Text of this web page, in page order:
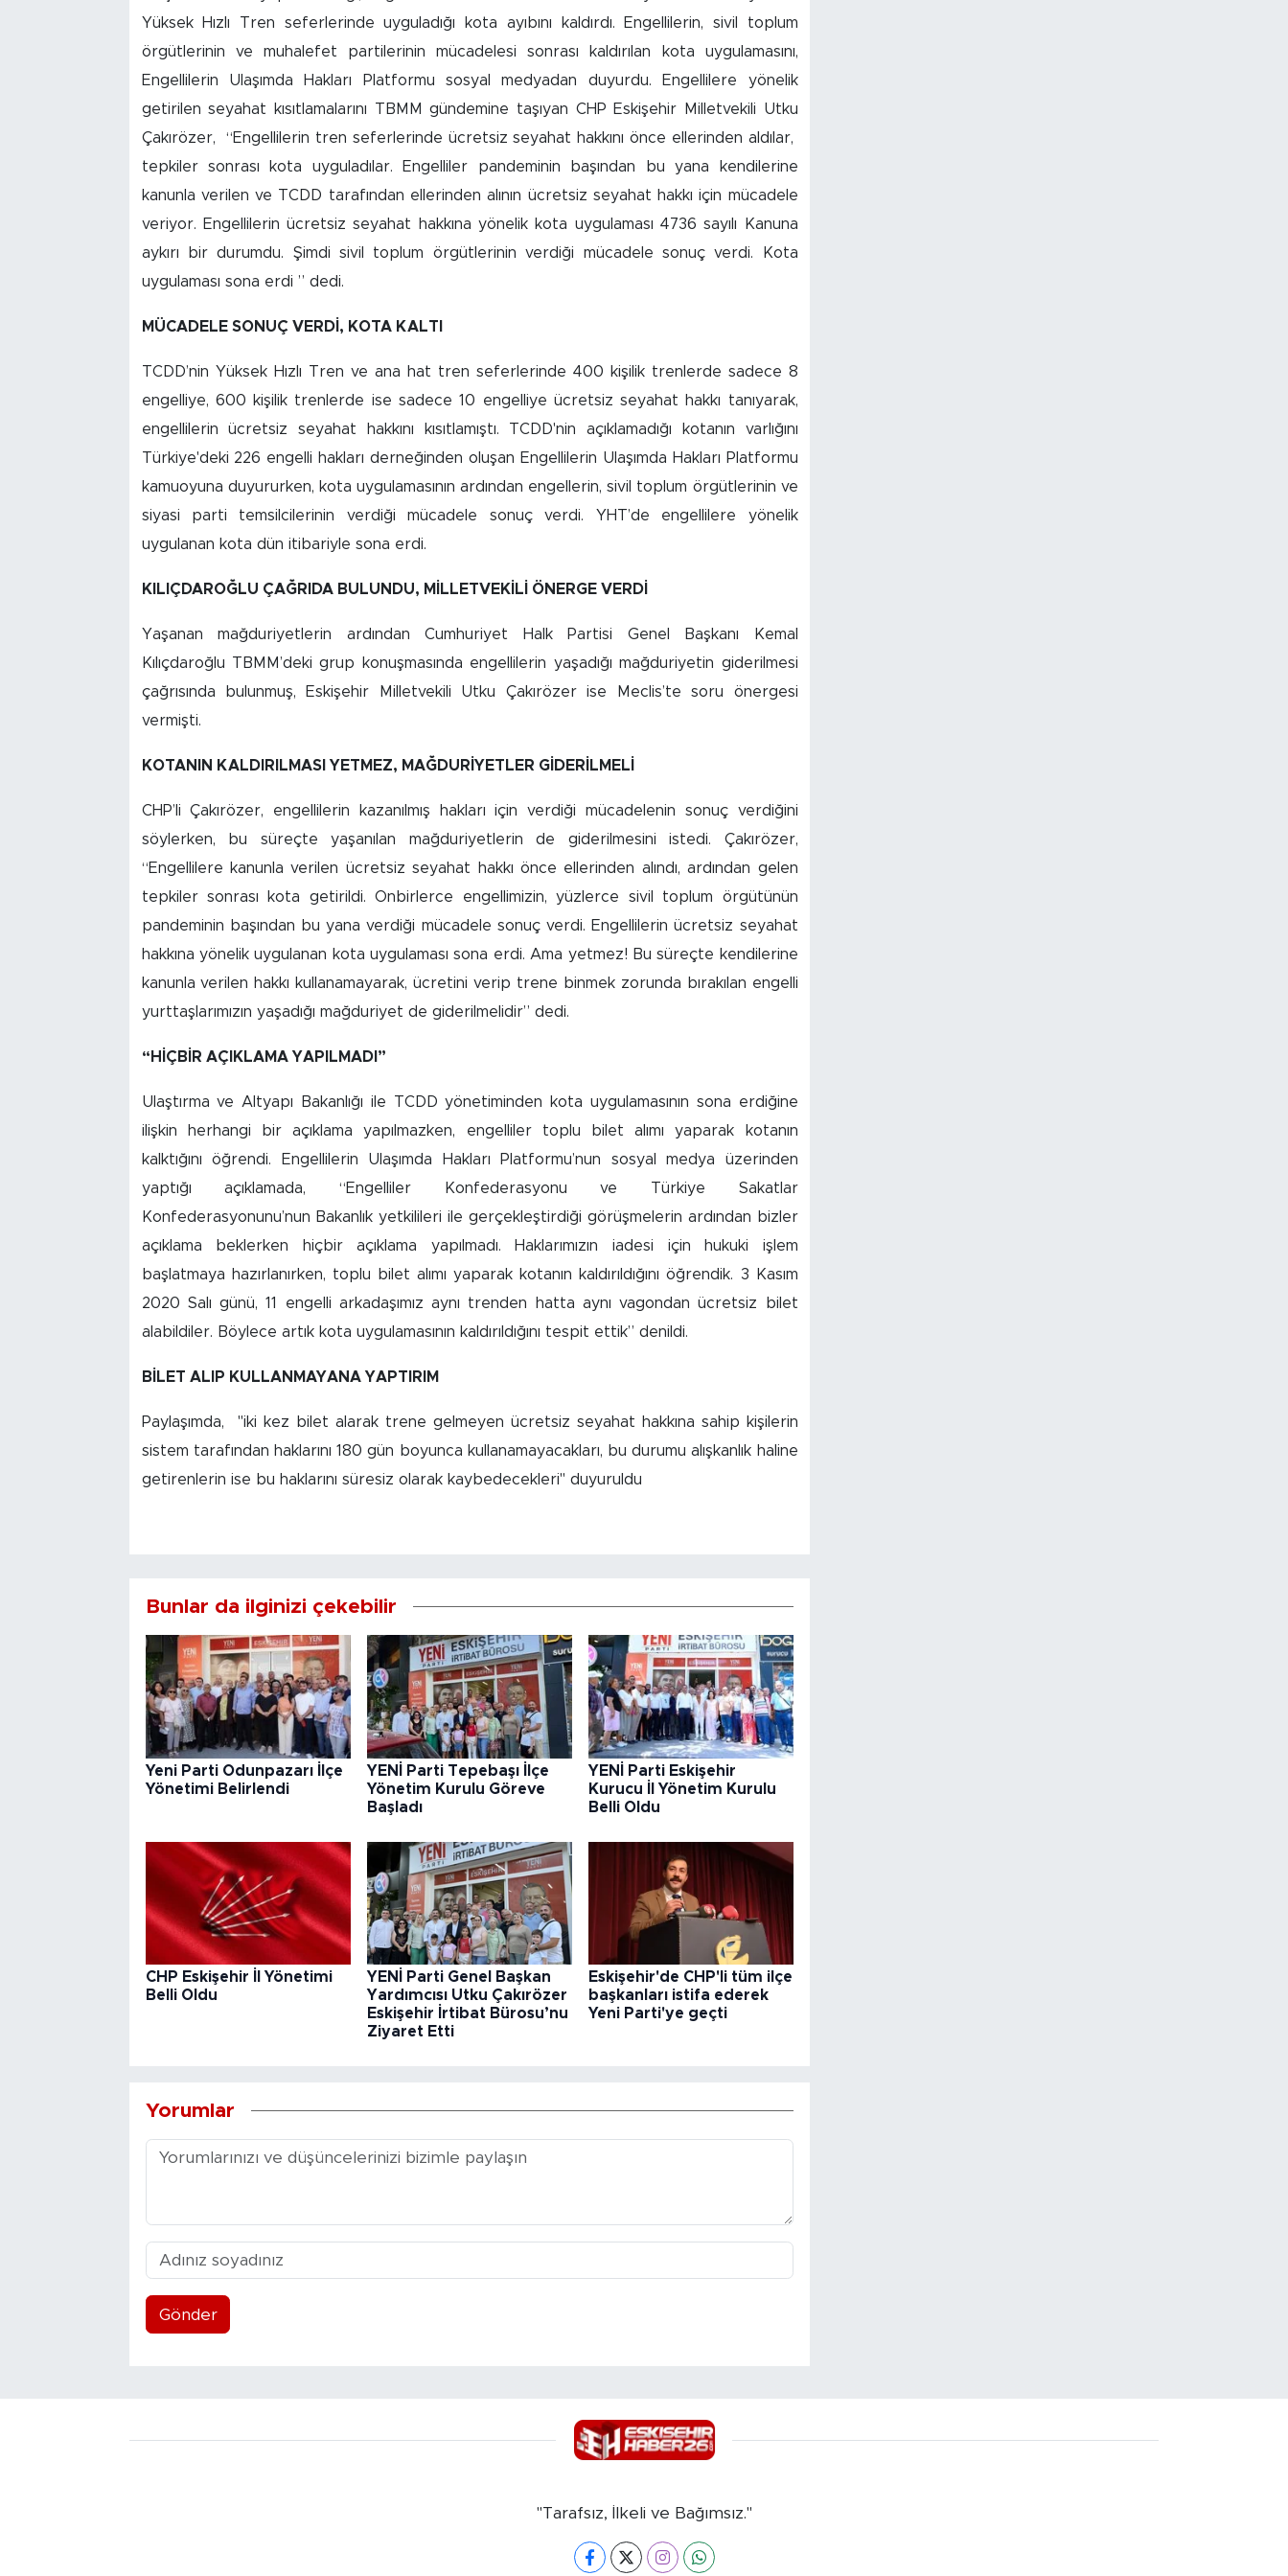
Yüksek Hızlı Tren seferlerinde uyguladığı kota ayıbını kaldırdı. Engellilerin, sivil toplum
örgütlerinin ve muhalefet partilerinin mücadelesi sonrası kaldırılan kota uygulamasını,
Engellilerin Ulaşımda Hakları Platformu sosyal medyadan duyurdu. Engellilere yönelik
getirilen seyahat kısıtlamalarını TBMM gündemine taşıyan CHP Eskişehir Milletvekili Utku
Çakırözer, “Engellilerin tren seferlerinde ücretsiz seyahat hakkını önce ellerinden aldılar,
tepkiler sonrası kota uyguladılar. Engelliler pandeminin başından bu yana kendilerine
kanunla verilen ve TCDD tarafından ellerinden alının ücretsiz seyahat hakkı için mücadele
veriyor. Engellilerin ücretsiz seyahat hakkına yönelik kota uygulaması 4736 sayılı Kanuna
aykırı bir durumdu. Şimdi sivil toplum örgütlerinin verdiği mücadele sonuç verdi. Kota
uygulaması sona erdi ” dedi.
MÜCADELE SONUÇ VERDİ, KOTA KALTI
TCDD’nin Yüksek Hızlı Tren ve ana hat tren seferlerinde 400 kişilik trenlerde sadece 8
engelliye, 600 kişilik trenlerde ise sadece 10 engelliye ücretsiz seyahat hakkı tanıyarak,
engellilerin ücretsiz seyahat hakkını kısıtlamıştı. TCDD'nin açıklamadığı kotanın varlığını
Türkiye'deki 226 engelli hakları derneğinden oluşan Engellilerin Ulaşımda Hakları Platformu
kamuoyuna duyururken, kota uygulamasının ardından engellerin, sivil toplum örgütlerinin ve
siyasi parti temsilcilerinin verdiği mücadele sonuç verdi. YHT’de engellilere yönelik
uygulanan kota dün itibariyle sona erdi.
KILIÇDAROĞLU ÇAĞRIDA BULUNDU, MİLLETVEKİLİ ÖNERGE VERDİ
Yaşanan mağduriyetlerin ardından Cumhuriyet Halk Partisi Genel Başkanı Kemal
Kılıçdaroğlu TBMM’deki grup konuşmasında engellilerin yaşadığı mağduriyetin giderilmesi
çağrısında bulunmuş, Eskişehir Milletvekili Utku Çakırözer ise Meclis’te soru önergesi
vermişti.
KOTANIN KALDIRILMASI YETMEZ, MAĞDURİYETLER GİDERİLMELİ
CHP’li Çakırözer, engellilerin kazanılmış hakları için verdiği mücadelenin sonuç verdiğini
söylerken, bu süreçte yaşanılan mağduriyetlerin de giderilmesini istedi. Çakırözer,
“Engellilere kanunla verilen ücretsiz seyahat hakkı önce ellerinden alındı, ardından gelen
tepkiler sonrası kota getirildi. Onbirlerce engellimizin, yüzlerce sivil toplum örgütünün
pandeminin başından bu yana verdiği mücadele sonuç verdi. Engellilerin ücretsiz seyahat
hakkına yönelik uygulanan kota uygulaması sona erdi. Ama yetmez! Bu süreçte kendilerine
kanunla verilen hakkı kullanamayarak, ücretini verip trene binmek zorunda bırakılan engelli
yurttaşlarımızın yaşadığı mağduriyet de giderilmelidir” dedi.
“HİÇBİR AÇIKLAMA YAPILMADI”
Ulaştırma ve Altyapı Bakanlığı ile TCDD yönetiminden kota uygulamasının sona erdiğine
ilişkin herhangi bir açıklama yapılmazken, engelliler toplu bilet alımı yaparak kotanın
kalktığını öğrendi. Engellilerin Ulaşımda Hakları Platformu’nun sosyal medya üzerinden
yaptığı açıklamada, “Engelliler Konfederasyonu ve Türkiye Sakatlar
Konfederasyonunu’nun Bakanlık yetkilileri ile gerçekleştirdiği görüşmelerin ardından bizler
açıklama beklerken hiçbir açıklama yapılmadı. Haklarımızın iadesi için hukuki işlem
başlatmaya hazırlanırken, toplu bilet alımı yaparak kotanın kaldırıldığını öğrendik. 3 Kasım
2020 Salı günü, 11 engelli arkadaşımız aynı trenden hatta aynı vagondan ücretsiz bilet
alabildiler. Böylece artık kota uygulamasının kaldırıldığını tespit ettik” denildi.
BİLET ALIP KULLANMAYANA YAPTIRIM
Paylaşımda, "iki kez bilet alarak trene gelmeyen ücretsiz seyahat hakkına sahip kişilerin
sistem tarafından haklarını 180 gün boyunca kullanamayacakları, bu durumu alışkanlık haline
getirenlerin ise bu haklarını süresiz olarak kaybedecekleri" duyuruldu
Bunlar da ilginizi çekebilir
Yeni Parti Odunpazarı İlçe
Yönetimi Belirlendi
YENİ Parti Tepebaşı İlçe
Yönetim Kurulu Göreve
Başladı
YENİ Parti Eskişehir
Kurucu İl Yönetim Kurulu
Belli Oldu
CHP Eskişehir İl Yönetimi
Belli Oldu
YENİ Parti Genel Başkan
Yardımcısı Utku Çakırözer
Eskişehir İrtibat Bürosu’nu
Ziyaret Etti
Eskişehir'de CHP'li tüm ilçe
başkanları istifa ederek
Yeni Parti'ye geçti
Yorumlar
Gönder
"Tarafsız, İlkeli ve Bağımsız."